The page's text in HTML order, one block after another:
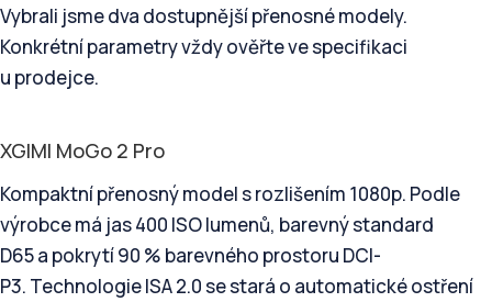
Vybrali jsme dva dostupnější přenosné modely.
Konkrétní parametry vždy ověřte ve specifikaci
u prodejce.
XGIMI MoGo 2 Pro
Kompaktní přenosný model s rozlišením 1080p. Podle
výrobce má jas 400 ISO lumenů, barevný standard
D65 a pokrytí 90 % barevného prostoru DCI-
P3. Technologie ISA 2.0 se stará o automatické ostření